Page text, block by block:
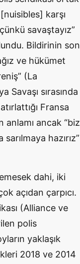
karşı
savaştayız”
Bildirinin son
ve hükümet
(La
Savaşı sırasında
Fransa
anlamı ancak “biz
hazırız”
dahi, iki
açıdan çarpıcı.
(Alliance ve
polis
yaklaşık
2018 ve 2014